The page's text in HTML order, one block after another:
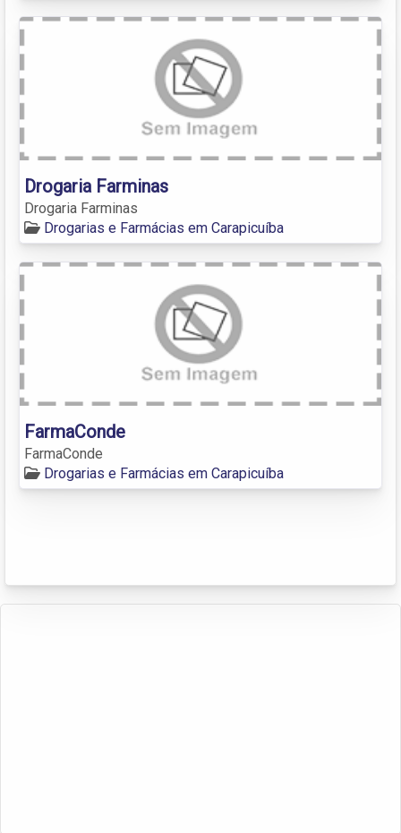
Drogaria Farminas
Drogaria Farminas
Drogarias e Farmácias em Carapicuíba
FarmaConde
FarmaConde
Drogarias e Farmácias em Carapicuíba